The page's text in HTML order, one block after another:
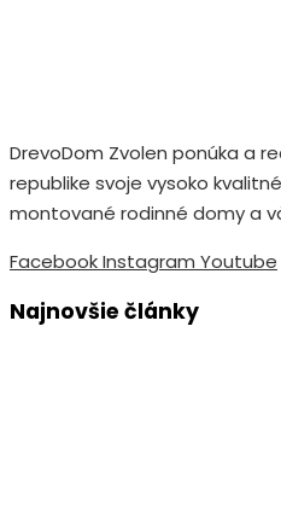
DrevoDom Zvolen ponúka a
republike svoje vysoko
montované rodinné domy a
FacebookInstagram Youtube
Najnovšie články